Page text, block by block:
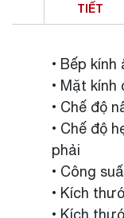
TIẾT
• Bếp kính
• Mặt
• Chế độ
• Chế độ
phải
• Công
• Kích
• Kích